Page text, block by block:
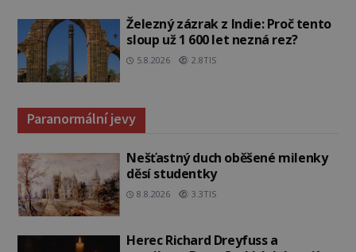
Železný zázrak z Indie: Proč tento
sloup už 1 600 let nezná rez?
5.8.2026 2.8TIS
Paranormální jevy
Nešťastný duch oběšené milenky
děsí studentky
8.8.2026 3.3TIS
Herec Richard Dreyfuss a